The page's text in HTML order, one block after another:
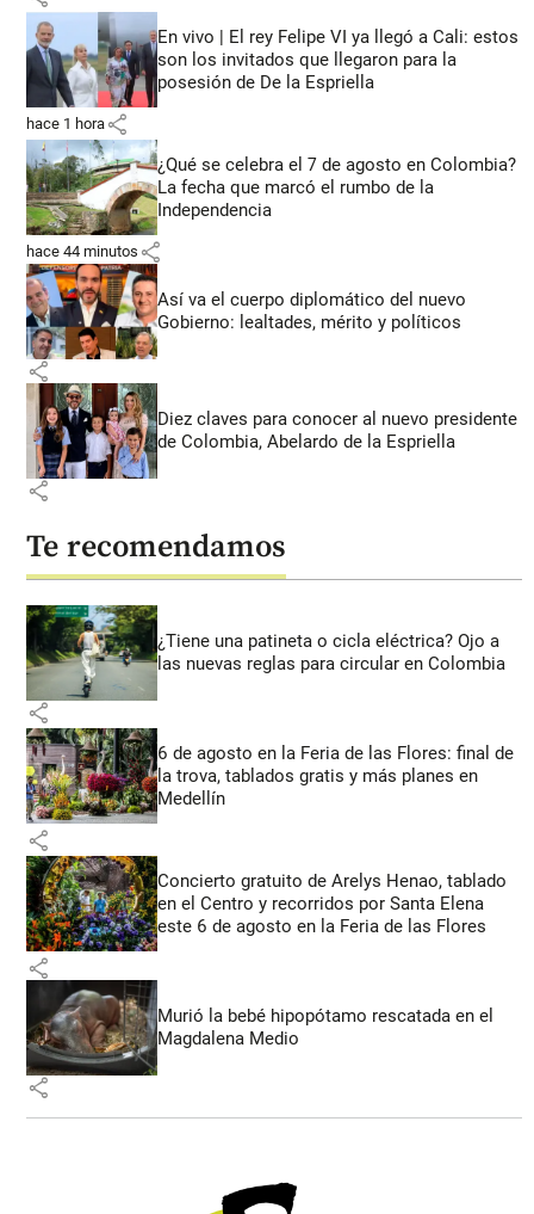
En vivo | El rey Felipe VI ya llegó a Cali: estos
son los invitados que llegaron para la
posesión de De la Espriella
hace 1 hora share
¿Qué se celebra el 7 de agosto en Colombia?
La fecha que marcó el rumbo de la
Independencia
hace 44 minutos share
Así va el cuerpo diplomático del nuevo
Gobierno: lealtades, mérito y políticos
share
Diez claves para conocer al nuevo presidente
de Colombia, Abelardo de la Espriella
share
Te recomendamos
¿Tiene una patineta o cicla eléctrica? Ojo a
las nuevas reglas para circular en Colombia
share
6 de agosto en la Feria de las Flores: final de
la trova, tablados gratis y más planes en
Medellín
share
Concierto gratuito de Arelys Henao, tablado
en el Centro y recorridos por Santa Elena
este 6 de agosto en la Feria de las Flores
share
Murió la bebé hipopótamo rescatada en el
Magdalena Medio
share